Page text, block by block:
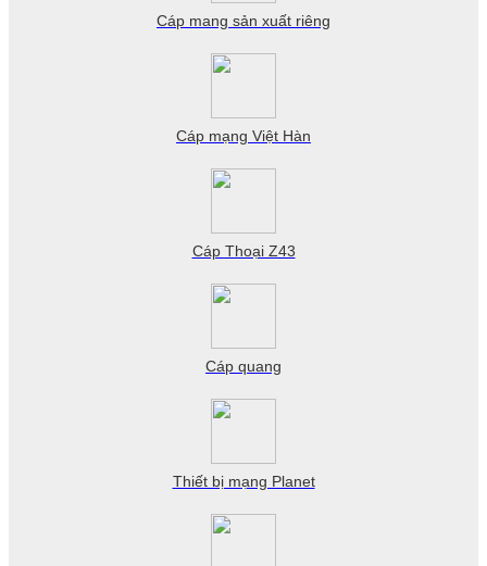
Cáp mang sản xuất riêng
Cáp mạng Việt Hàn
Cáp Thoại Z43
Cáp quang
Thiết bị mạng Planet